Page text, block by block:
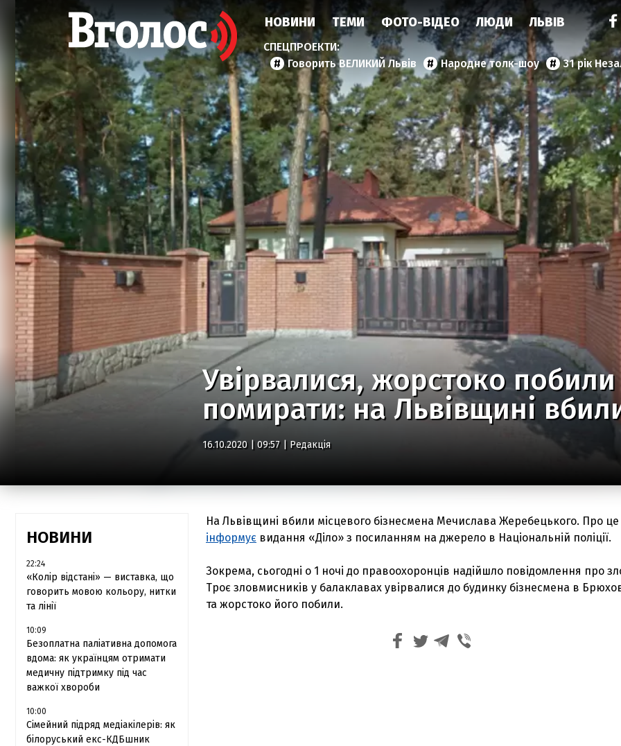
НОВИНИ ТЕМИ ФОТО-ВІДЕО ЛЮДИ ЛЬВІВ
Говорить ВЕЛИКИЙ Львів Народне толк-шоу 31 рік
Увірвалися, жорстоко
помирати: на Львівщині
16.10.2020 | 09:57 | Редакція
НОВИНИ
22:24
«Колір відстані» — виставка, що
говорить мовою кольору, нитки
та лінії
10:09
Безоплатна паліативна допомога
вдома: як українцям отримати
медичну підтримку під час
важкої хвороби
10:00
Сімейний підряд медіакілерів: як
білоруський екс-КДБшник
На Львівщині вбили місцевого бізнесмена Мечислава Жеребецького. Про це
інформує видання «Діло» з посиланням на джерело в Національній поліції.
Зокрема, сьогодні о 1 ночі до правоохоронців надійшло повідомлення про
Троє зловмисників у балаклавах увірвалися до будинку бізнесмена в
та жорстоко його побили.